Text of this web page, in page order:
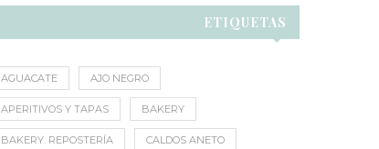
ETIQUETAS
AGUACATE AJO NEGRO
APERITIVOS Y TAPAS BAKERY
BAKERY. REPOSTERÍA CALDOS ANETO